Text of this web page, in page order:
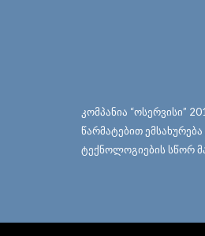
კომპანია “ოსერვისი”
წარმატებით
ტექნოლოგიების სწორ